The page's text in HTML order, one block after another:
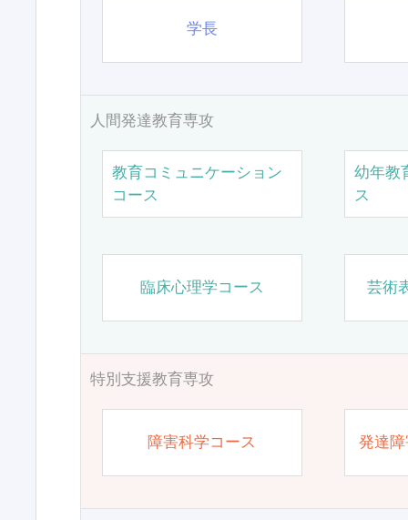
学長
人間発達教育専攻
教育コミュニケーション
コース
幼年教
ス
臨床心理学コース 芸術
特別支援教育専攻
障害科学コース 発達